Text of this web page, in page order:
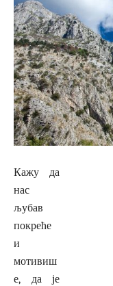
Кажу да
нас
љубав
покреће
и
мотивиш
е, да је